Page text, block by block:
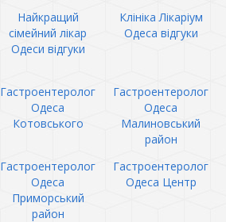
Найкращий
сімейний лікар
Одеси відгуки
Клініка Лікаріум
Одеса відгуки
Гастроентеролог
Одеса
Котовського
Гастроентеролог
Одеса
Малиновський
район
Гастроентеролог
Одеса
Приморський
район
Гастроентеролог
Одеса Центр